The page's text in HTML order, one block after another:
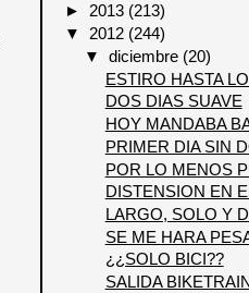
► 2013 (213)
▼ 2012 (244)
▼diciembre (20)
ESTIRO HASTA
DOS DIAS SUAVE
HOY MANDABA
PRIMER DIA SIN
POR LO MENOS
DISTENSION EN
LARGO, SOLO Y
SE ME HARA
¿¿SOLO BICI??
SALIDA